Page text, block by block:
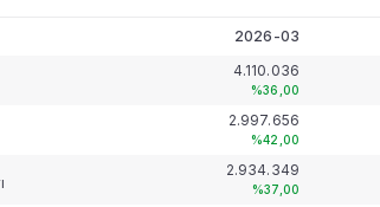
2026-03
4.110.036
%36,00
2.997.656
%42,00
2.934.349
%37,00